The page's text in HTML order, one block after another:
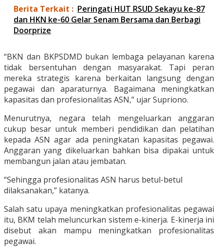
Berita Terkait : Peringati HUT RSUD Sekayu ke-87
dan HKN ke-60 Gelar Senam Bersama dan Berbagi
Doorprize
“BKN dan BKPSDMD bukan lembaga pelayanan karena
tidak bersentuhan dengan masyarakat. Tapi peran
mereka strategis karena berkaitan langsung dengan
pegawai dan aparaturnya. Bagaimana meningkatkan
kapasitas dan profesionalitas ASN,” ujar Supriono.
Menurutnya, negara telah mengeluarkan anggaran
cukup besar untuk memberi pendidikan dan pelatihan
kepada ASN agar ada peningkatan kapasitas pegawai.
Anggaran yang dikeluarkan bahkan bisa dipakai untuk
membangun jalan atau jembatan.
“Sehingga profesionalitas ASN harus betul-betul
dilaksanakan,” katanya.
Salah satu upaya meningkatkan profesionalitas pegawai
itu, BKM telah meluncurkan sistem e-kinerja. E-kinerja ini
disebut akan mampu meningkatkan profesionalitas
pegawai.